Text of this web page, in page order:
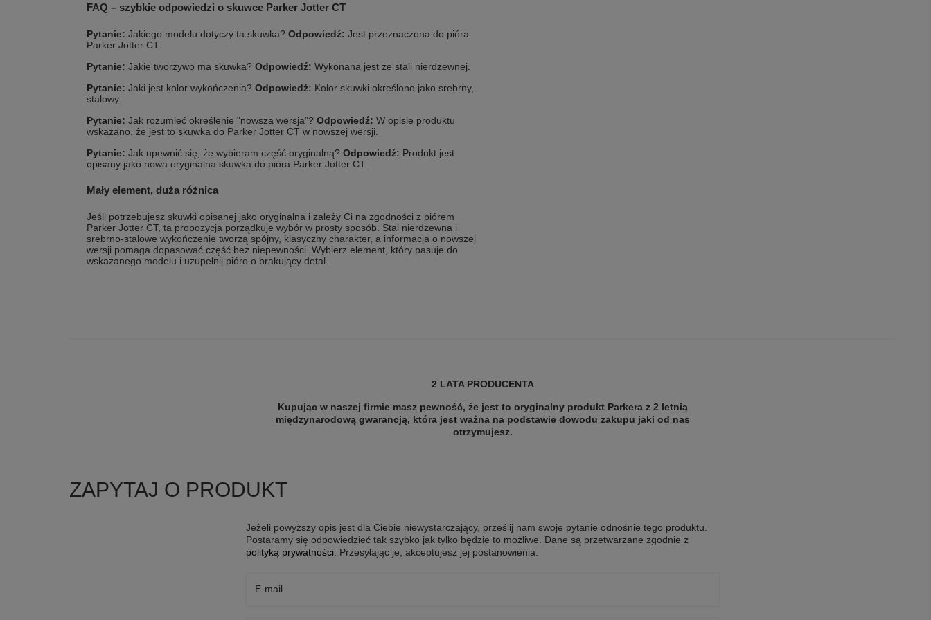
FAQ – szybkie odpowiedzi o skuwce Parker Jotter CT
Pytanie: Jakiego modelu dotyczy ta skuwka? Odpowiedź: Jest przeznaczona do pióra
Parker Jotter CT.
Pytanie: Jakie tworzywo ma skuwka? Odpowiedź: Wykonana jest ze stali nierdzewnej.
Pytanie: Jaki jest kolor wykończenia? Odpowiedź: Kolor skuwki określono jako srebrny,
stalowy.
Pytanie: Jak rozumieć określenie "nowsza wersja"? Odpowiedź: W opisie produktu
wskazano, że jest to skuwka do Parker Jotter CT w nowszej wersji.
Pytanie: Jak upewnić się, że wybieram część oryginalną? Odpowiedź: Produkt jest
opisany jako nowa oryginalna skuwka do pióra Parker Jotter CT.
Mały element, duża różnica
Jeśli potrzebujesz skuwki opisanej jako oryginalna i zależy Ci na zgodności z piórem
Parker Jotter CT, ta propozycja porządkuje wybór w prosty sposób. Stal nierdzewna i
srebrno-stalowe wykończenie tworzą spójny, klasyczny charakter, a informacja o nowszej
wersji pomaga dopasować część bez niepewności. Wybierz element, który pasuje do
wskazanego modelu i uzupełnij pióro o brakujący detal.
2 LATA PRODUCENTA
Kupując w naszej firmie masz pewność, że jest to oryginalny produkt Parkera z 2 letnią
międzynarodową gwarancją, która jest ważna na podstawie dowodu zakupu jaki od nas
otrzymujesz.
ZAPYTAJ O PRODUKT
Jeżeli powyższy opis jest dla Ciebie niewystarczający, prześlij nam swoje pytanie odnośnie tego produktu.
Postaramy się odpowiedzieć tak szybko jak tylko będzie to możliwe. Dane są przetwarzane zgodnie z
polityką prywatności . Przesyłając je, akceptujesz jej postanowienia.
E-mail